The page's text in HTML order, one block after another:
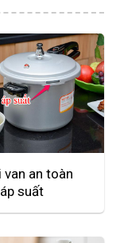
van an toàn
suất